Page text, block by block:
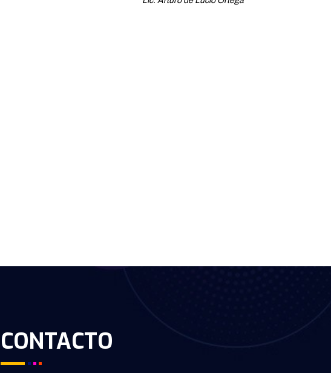
CONTACTO